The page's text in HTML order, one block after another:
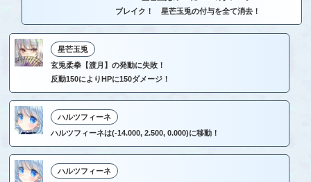
ブレイク！ 星芒玉兎の付与を全て消去！
星芒玉兎
玄兎柔拳【渡月】の発動に失敗！
反動150によりHPに150ダメージ！
ハルツフィーネ
ハルツフィーネは(-14.000, 2.500, 0.000)に移動！
ハルツフィーネ